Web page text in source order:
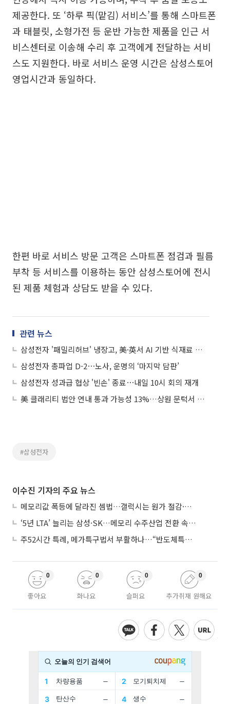
제공한다. 또 ‘하루 픽(맡김) 서비스’를 통해 스마트폰
과 태블릿, 소형가전 등 운반 가능한 제품을 인근 서
비스센터로 이송해 수리 후 고객에게 전달하는 서비
스도 지원한다. 바로 서비스 운영 시간은 삼성스토어
영업시간과 동일하다.
한편 바로 서비스 방문 고객은 스마트폰 점검과 필름
부착 등 서비스를 이용하는 동안 삼성스토어에 전시
된 제품 체험과 상담도 받을 수 있다.
관련 뉴스
삼성전자 '패밀리허브' 냉장고, 美·英서 AI 기반 식재료 관리 기능 호평
삼성전자 총파업 D-2⋯노사, 운명의 ‘마지막 담판’
삼성전자 성과급 협상 '빈손' 종료⋯내일 10시 회의 재개
美 클래리티 법안 연내 통과 가능성 13%…상원 문턱서 제동
#삼성전자
이수진 기자의 주요 뉴스
메모리값 폭등에 달라진 셈법…갤럭시는 원가 절감·아이폰은 서비스 확대
‘5년 LTA’ 늘리는 삼성·SK…메모리 수주산업 전환 속 다른 셈법
주52시간 특례, 메가특구법서 부활하나…“반도체특별법 담겨야”
좋아요
0
화나요
0
슬퍼요
0
추가취재 원해요
0